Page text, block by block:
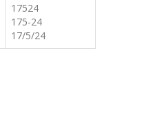
17524
175-24
17/5/24